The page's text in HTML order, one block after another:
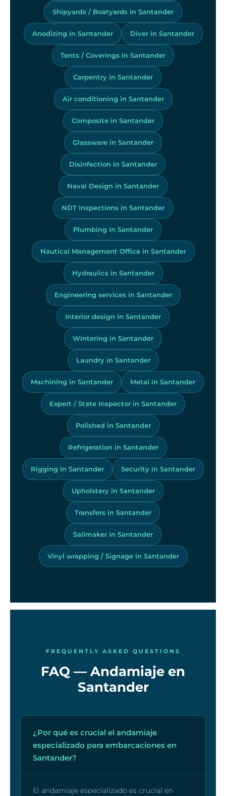
Shipyards / Boatyards in Santander
Anodizing in Santander Diver in Santander
Tents / Coverings in Santander
Carpentry in Santander
Air conditioning in Santander
Composite in Santander
Glassware in Santander
Disinfection in Santander
Naval Design in Santander
NDT inspections in Santander
Plumbing in Santander
Nautical Management Office in Santander
Hydraulics in Santander
Engineering services in Santander
Interior design in Santander
Wintering in Santander
Laundry in Santander
Machining in Santander Metal in Santander
Expert / State Inspector in Santander
Polished in Santander
Refrigeration in Santander
Rigging in Santander Security in Santander
Upholstery in Santander
Transfers in Santander
Sailmaker in Santander
Vinyl wrapping / Signage in Santander
FREQUENTLY ASKED QUESTIONS
FAQ — Andamiaje en
Santander
¿Por qué es crucial el andamiaje
especializado para embarcaciones en
Santander?
El andamiaje especializado es crucial en